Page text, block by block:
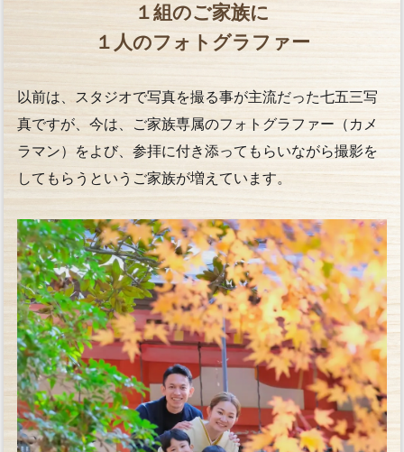
１組のご家族に
１人のフォトグラファー
以前は、スタジオで写真を撮る事が主流だった七五三写
真ですが、今は、ご家族専属のフォトグラファー（カメ
ラマン）をよび、参拝に付き添ってもらいながら撮影を
してもらうというご家族が増えています。